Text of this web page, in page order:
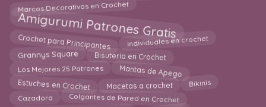
Marcos Decorativos en Crochet
Amigurumi Patrones Gratis
Crochet para Principantes Individuales en crochet
Grannys Square Bisutería en Crochet
Los Mejores 25 Patrones Mantas de Apego
Estuches en Crochet Macetas a crochet Bikinis
Cazadora Colgantes de Pared en Crochet